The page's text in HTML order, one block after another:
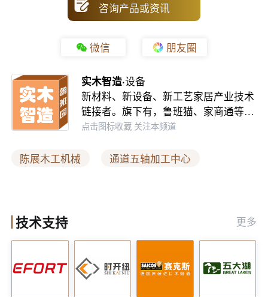
02 传统实木餐桌椅生产方式的问题
操作和简单的机械设备进行加工。工人们使用手动工具
对木材进行切割、打磨，再组装成家具。然而，这种生
产方式存在诸多不足。
咨询产品或资讯
微信 朋友圈
实木智造·设备
新材料、新设备、新工艺家居产业技术
链接者。旗下有，鲁班猫、家商通等…
点击图标收藏 关注本频道
陈展木工机械 通道五轴加工中心
技术支持 更多